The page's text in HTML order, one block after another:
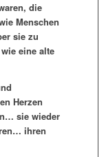
die
Menschen
sie zu
eine alte
Herzen
sie wieder
ihren